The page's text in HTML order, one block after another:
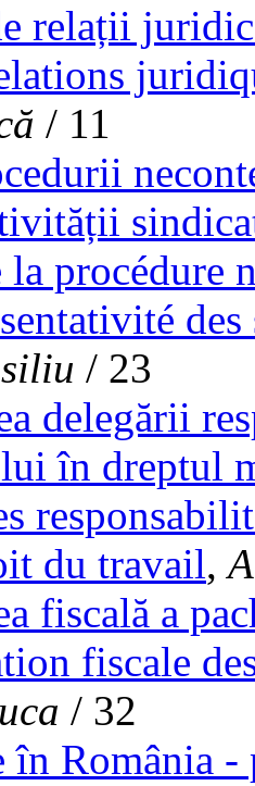
relații
/ 11
procédure
/ 23
delegării
în dreptul
du travail,
fiscală a
fiscale
/ 32
în România -